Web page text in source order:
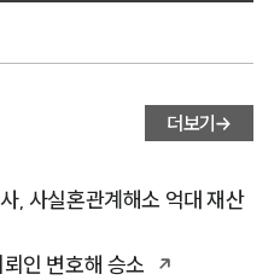
더보기
, 사실혼관계해소 억대 재산
인 변호해 승소